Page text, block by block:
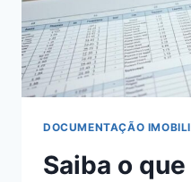
DOCUMENTAÇÃO
Saiba o